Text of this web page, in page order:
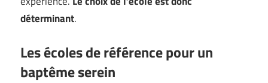
déterminant.
Les écoles de référence pour un
baptême serein